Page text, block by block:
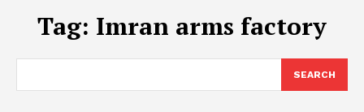
Tag: Imran arms factory
SEARCH